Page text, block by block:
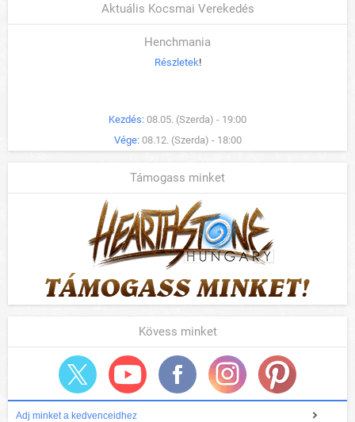
Aktuális Kocsmai Verekedés
Henchmania
Részletek!
Kezdés: 08.05. (Szerda) - 19:00
Vége: 08.12. (Szerda) - 18:00
Támogass minket
Kövess minket
Adj minket a kedvenceidhez